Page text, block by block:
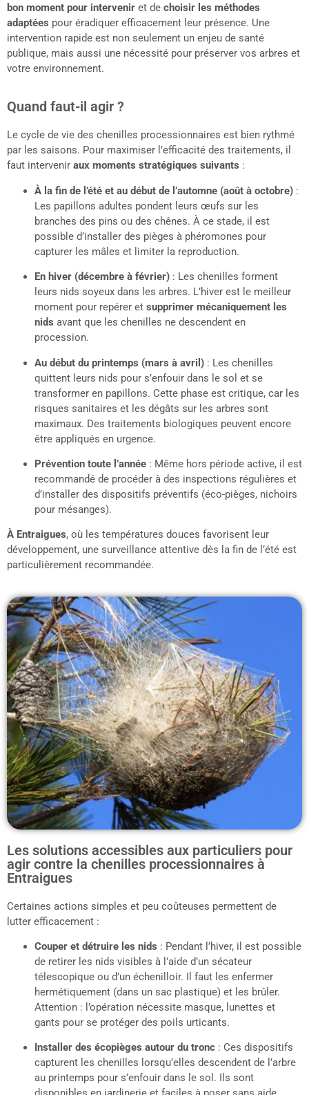
bon moment pour intervenir et de choisir les méthodes
adaptées pour éradiquer efficacement leur présence. Une
intervention rapide est non seulement un enjeu de santé
publique, mais aussi une nécessité pour préserver vos arbres et
votre environnement.
Quand faut-il agir ?
Le cycle de vie des chenilles processionnaires est bien rythmé
par les saisons. Pour maximiser l’efficacité des traitements, il
faut intervenir aux moments stratégiques suivants :
À la fin de l’été et au début de l’automne (août à octobre) :
Les papillons adultes pondent leurs œufs sur les
branches des pins ou des chênes. À ce stade, il est
possible d’installer des pièges à phéromones pour
capturer les mâles et limiter la reproduction.
En hiver (décembre à février) : Les chenilles forment
leurs nids soyeux dans les arbres. L’hiver est le meilleur
moment pour repérer et supprimer mécaniquement les
nids avant que les chenilles ne descendent en
procession.
Au début du printemps (mars à avril) : Les chenilles
quittent leurs nids pour s’enfouir dans le sol et se
transformer en papillons. Cette phase est critique, car les
risques sanitaires et les dégâts sur les arbres sont
maximaux. Des traitements biologiques peuvent encore
être appliqués en urgence.
Prévention toute l’année : Même hors période active, il est
recommandé de procéder à des inspections régulières et
d’installer des dispositifs préventifs (éco-pièges, nichoirs
pour mésanges).
À Entraigues, où les températures douces favorisent leur
développement, une surveillance attentive dès la fin de l’été est
particulièrement recommandée.
Les solutions accessibles aux particuliers pour
agir contre la chenilles processionnaires à
Entraigues
Certaines actions simples et peu coûteuses permettent de
lutter efficacement :
Couper et détruire les nids : Pendant l’hiver, il est possible
de retirer les nids visibles à l’aide d’un sécateur
télescopique ou d’un échenilloir. Il faut les enfermer
hermétiquement (dans un sac plastique) et les brûler.
Attention : l’opération nécessite masque, lunettes et
gants pour se protéger des poils urticants.
Installer des écopièges autour du tronc : Ces dispositifs
capturent les chenilles lorsqu’elles descendent de l’arbre
au printemps pour s’enfouir dans le sol. Ils sont